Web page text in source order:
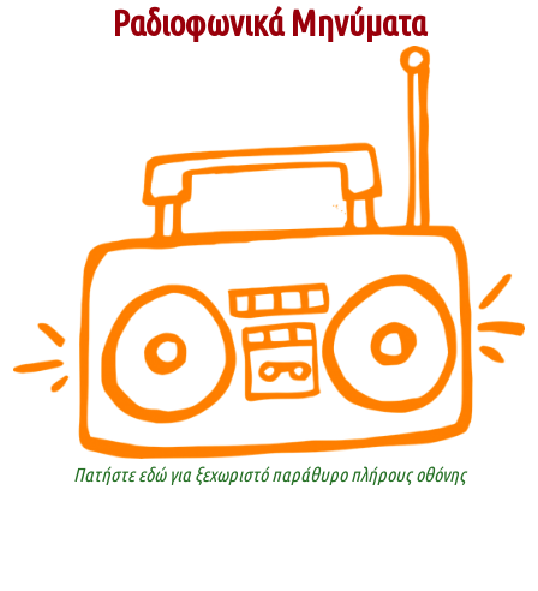
Ραδιοφωνικά Μηνύματα
Πατήστε εδώ για ξεχωριστό παράθυρο πλήρους οθόνης